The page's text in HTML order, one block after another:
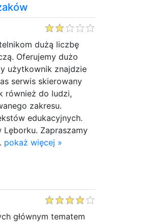
dużą liczbę
Oferujemy dużo
użytkownik znajdzie
serwis skierowany
również do ludzi,
zakresu.
edukacyjnych.
Zapraszamy
pokaż więcej »
głównym tematem